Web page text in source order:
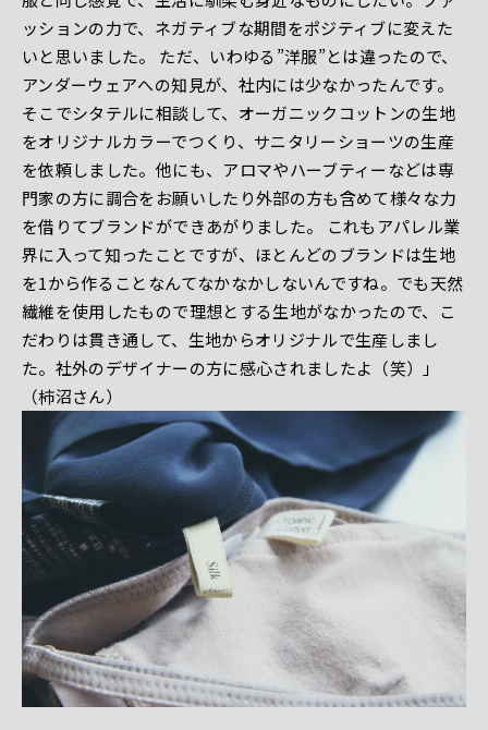
ッションの力で、ネガティブな期間をポジティブに変えた
いと思いました。 ただ、いわゆる”洋服”とは違ったので、
アンダーウェアへの知見が、社内には少なかったんです。
そこでシタテルに相談して、オーガニックコットンの生地
をオリジナルカラーでつくり、サニタリーショーツの生産
を依頼しました。他にも、アロマやハーブティーなどは専
門家の方に調合をお願いしたり外部の方も含めて様々な力
を借りてブランドができあがりました。 これもアパレル業
界に入って知ったことですが、ほとんどのブランドは生地
を1から作ることなんてなかなかしないんですね。でも天然
繊維を使用したもので理想とする生地がなかったので、こ
だわりは貫き通して、生地からオリジナルで生産しまし
た。社外のデザイナーの方に感心されましたよ（笑）」
（柿沼さん）